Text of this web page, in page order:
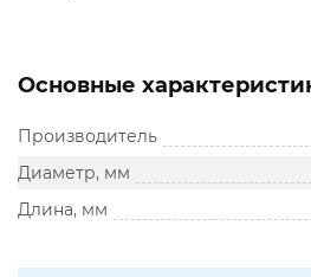
Основные
Производитель
Диаметр, мм
Длина, мм